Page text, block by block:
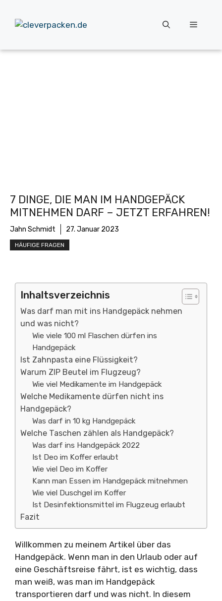
Inhalt
springen
Menü
7 DINGE, DIE MAN IM HANDGEPÄCK
MITNEHMEN DARF – JETZT ERFAHREN!
Jahn Schmidt 27. Januar 2023
HÄUFIGE FRAGEN
Inhaltsverzeichnis
Was darf man mit ins Handgepäck nehmen
und was nicht?
Wie viele 100 ml Flaschen dürfen ins
Handgepäck
Ist Zahnpasta eine Flüssigkeit?
Warum ZIP Beutel im Flugzeug?
Wie viel Medikamente im Handgepäck
Welche Medikamente dürfen nicht ins
Handgepäck?
Was darf in 10 kg Handgepäck
Welche Taschen zählen als Handgepäck?
Was darf ins Handgepäck 2022
Ist Deo im Koffer erlaubt
Wie viel Deo im Koffer
Kann man Essen im Handgepäck mitnehmen
Wie viel Duschgel im Koffer
Ist Desinfektionsmittel im Flugzeug erlaubt
Fazit
Willkommen zu meinem Artikel über das
Handgepäck. Wenn man in den Urlaub oder auf
eine Geschäftsreise fährt, ist es wichtig, dass
man weiß, was man im Handgepäck
transportieren darf und was nicht. In diesem